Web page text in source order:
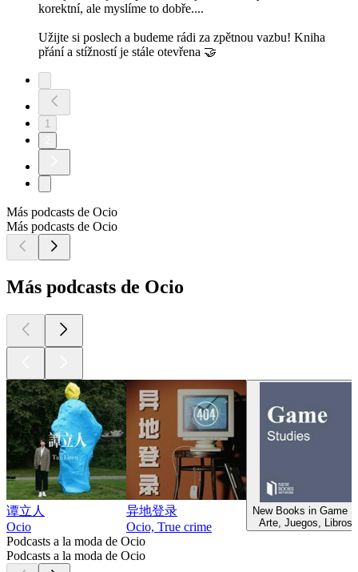
korektní, ale myslíme to dobře....
Užijte si poslech a budeme rádi za zpětnou vazbu! Kniha
přání a stížností je stále otevřena 🤝
1
Más podcasts de Ocio
Más podcasts de Ocio
Más podcasts de Ocio
谭立人
Ocio
异地登录
Ocio, True crime
New Books in Game
Arte, Juegos, Libros,
Podcasts a la moda de Ocio
Podcasts a la moda de Ocio